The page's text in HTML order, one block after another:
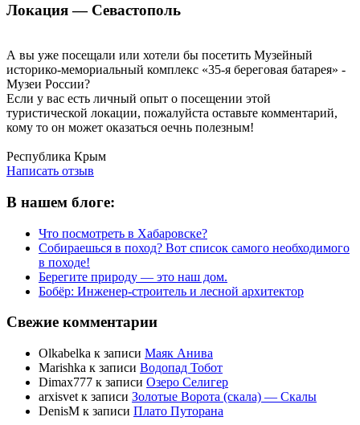
Локация — Севастополь
А вы уже посещали или хотели бы посетить Музейный
историко-мемориальный комплекс «35-я береговая батарея» -
Музеи России?
Если у вас есть личный опыт о посещении этой
туристической локации, пожалуйста оставьте комментарий,
кому то он может оказаться оечнь полезным!
Республика Крым
Написать отзыв
В нашем блоге:
Что посмотреть в Хабаровске?
Собираешься в поход? Вот список самого необходимого
в походе!
Берегите природу — это наш дом.
Бобёр: Инженер-строитель и лесной архитектор
Свежие комментарии
Olkabelka к записи Маяк Анива
Marishka к записи Водопад Тобот
Dimax777 к записи Озеро Селигер
arxisvet к записи Золотые Ворота (скала) — Скалы
DenisM к записи Плато Путорана